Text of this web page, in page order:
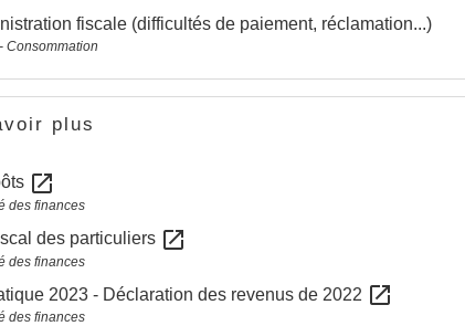
fiscale (difficultés de paiement, réclamation...)
Consommation
plus
open_in_new
des finances
des particuliers open_in_new
des finances
2023 - Déclaration des revenus de 2022 open_in_new
des finances